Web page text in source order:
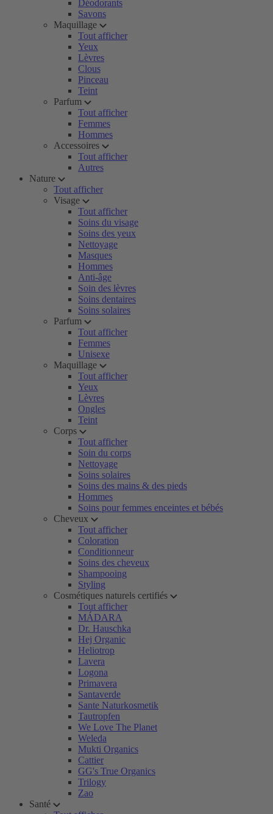
Déodorants
Savons
Maquillage
Tout afficher
Yeux
Lèvres
Clous
Pinceau
Teint
Parfum
Tout afficher
Femmes
Hommes
Accessoires
Tout afficher
Autres
Nature
Tout afficher
Visage
Tout afficher
Soins du visage
Soins des yeux
Nettoyage
Masques
Hommes
Anti-âge
Soin des lèvres
Soins dentaires
Soins solaires
Parfum
Tout afficher
Femmes
Unisexe
Maquillage
Tout afficher
Yeux
Lèvres
Ongles
Teint
Corps
Tout afficher
Soin du corps
Nettoyage
Soins solaires
Soins des mains & des pieds
Hommes
Soins pour femmes enceintes et bébés
Cheveux
Tout afficher
Coloration
Conditionneur
Soins des cheveux
Shampooing
Styling
Cosmétiques naturels certifiés
Tout afficher
MÁDARA
Dr. Hauschka
Hej Organic
Heliotrop
Lavera
Logona
Primavera
Santaverde
Sante Naturkosmetik
Tautropfen
We Love The Planet
Weleda
Mukti Organics
Cattier
GG's True Organics
Trilogy
Zao
Santé